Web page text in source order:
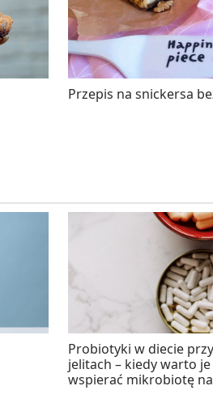
Przepis na snickersa
Probiotyki w diecie
jelitach – kiedy warto
wspierać mikrobiotę